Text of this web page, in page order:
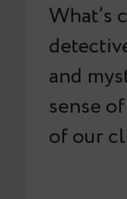
What’s
and
sense
of our